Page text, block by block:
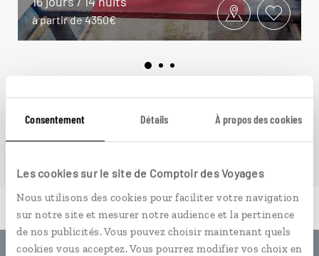
Consentement Détails À propos des cookies
Les cookies sur le site de Comptoir des Voyages
Nous utilisons des cookies pour faciliter votre navigation
sur notre site et mesurer notre audience et la pertinence
de nos publicités. Vous pouvez choisir maintenant quels
cookies vous acceptez. Vous pourrez modifier vos choix en
à partir de 4350€
VOIR NOS 3 IDÉES DE VOYAGE EN JAMAÏQUE